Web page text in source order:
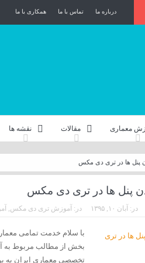
درباره ما تماس با ما همکاری با ما
معماری مقالات نقشه ها
پنل ها در تری دی مکس
پنل ها در تری دی مکس
در: آبان ۱۰, ۱۳۹۵ در: آموزش تری دی مکس,
با سلام خدمت تمامی
بخش از مطالب مربوط به
تخصصی معماری ایران به